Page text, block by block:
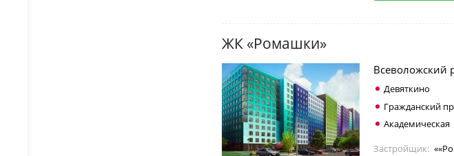
ЖК «Ромашки»
Всеволожский
Девяткино
Гражданский
Академическая
Застройщик: